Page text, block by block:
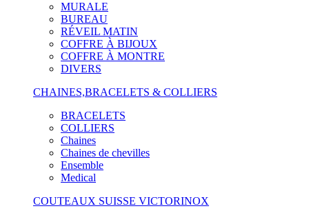
MURALE
BUREAU
RÉVEIL MATIN
COFFRE À BIJOUX
COFFRE À MONTRE
DIVERS
CHAINES,BRACELETS & COLLIERS
BRACELETS
COLLIERS
Chaines
Chaines de chevilles
Ensemble
Medical
COUTEAUX SUISSE VICTORINOX